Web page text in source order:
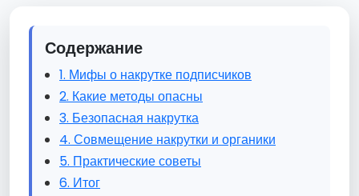
Содержание
1. Мифы о накрутке подписчиков
2. Какие методы опасны
3. Безопасная накрутка
4. Совмещение накрутки и органики
5. Практические советы
6. Итог